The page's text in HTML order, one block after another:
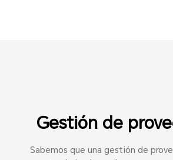
Gestión de
Sabemos que una gestión de